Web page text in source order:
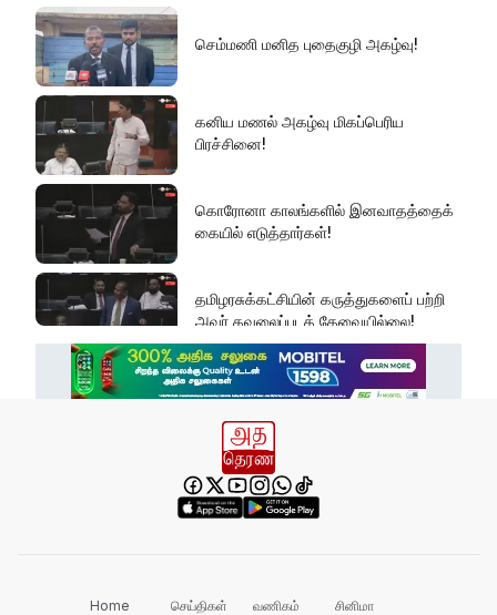
செம்மணி மனித புதைகுழி அகழ்வு!
கனிய மணல் அகழ்வு மிகப்பெரிய
பிரச்சினை!
கொரோனா காலங்களில் இனவாதத்தைக்
கையில் எடுத்தார்கள்!
தமிழரசுக்கட்சியின் கருத்துகளைப் பற்றி
அவர் கவலைப்படத் தேவையில்லை!
இது அதனுடன் சம்பந்தப்பட்ட கேள்விதான்
பல மாணவர்களின் எதிர்காலம்
நாசமாகிறது!
தீண்டாமையாகும்!
Home செய்திகள் வணிகம் சினிமா